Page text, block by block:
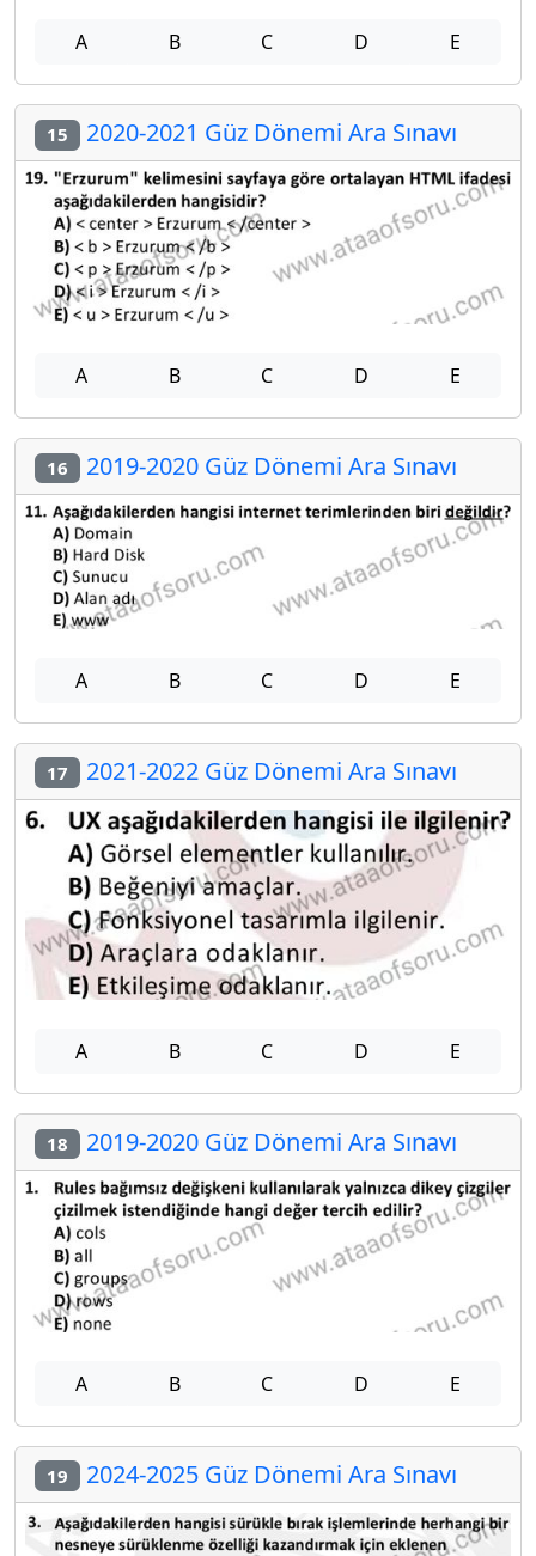
A B C D E
15 2020-2021 Güz Dönemi Ara Sınavı
A B C D E
16 2019-2020 Güz Dönemi Ara Sınavı
A B C D E
17 2021-2022 Güz Dönemi Ara Sınavı
A B C D E
18 2019-2020 Güz Dönemi Ara Sınavı
A B C D E
19 2024-2025 Güz Dönemi Ara Sınavı